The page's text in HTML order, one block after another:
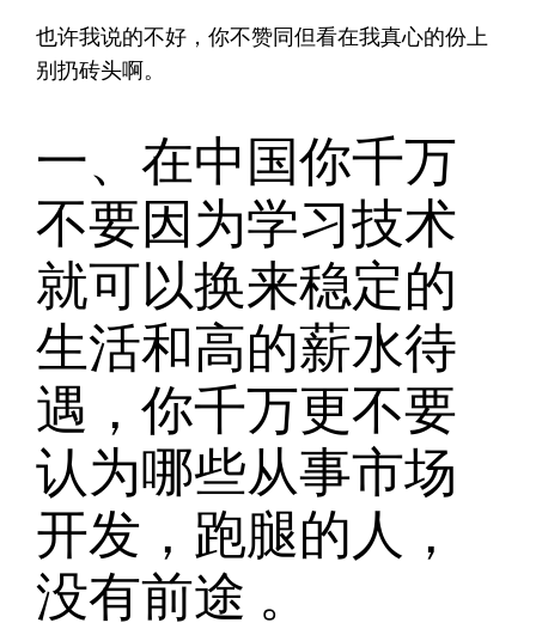
也许我说的不好，你不赞同但看在我真心的份上
别扔砖头啊。
一、在中国你千万
不要因为学习技术
就可以换来稳定的
生活和高的薪水待
遇，你千万更不要
认为哪些从事市场
开发，跑腿的人，
没有前途 。